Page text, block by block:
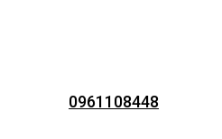
0961108448